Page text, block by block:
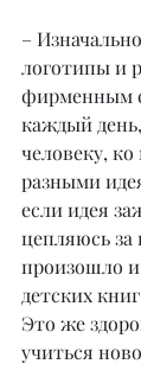
–
логотипы и
фирменным
каждый
человеку,
разными
если идея
цепляюсь за
произошло
детских
Это же
учиться